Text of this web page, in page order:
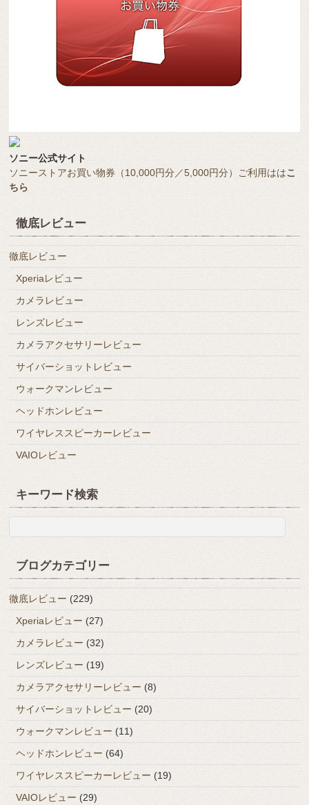
ソニー公式サイト
ソニーストアお買い物券（10,000円分／5,000円分）ご利用ははこ
ちら
徹底レビュー
徹底レビュー
Xperiaレビュー
カメラレビュー
レンズレビュー
カメラアクセサリーレビュー
サイバーショットレビュー
ウォークマンレビュー
ヘッドホンレビュー
ワイヤレススピーカーレビュー
VAIOレビュー
キーワード検索
ブログカテゴリー
徹底レビュー (229)
Xperiaレビュー (27)
カメラレビュー (32)
レンズレビュー (19)
カメラアクセサリーレビュー (8)
サイバーショットレビュー (20)
ウォークマンレビュー (11)
ヘッドホンレビュー (64)
ワイヤレススピーカーレビュー (19)
VAIOレビュー (29)